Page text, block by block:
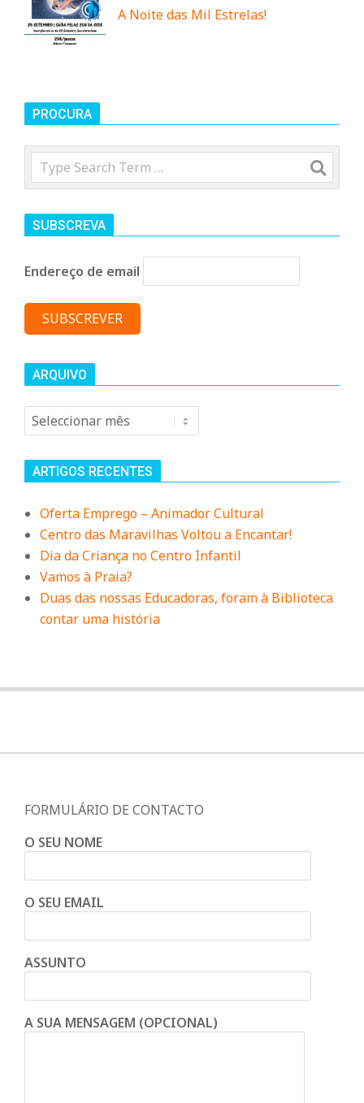
A Noite das Mil Estrelas!
PROCURA
Search
SUBSCREVA
Endereço de email
ARQUIVO
Arquivo
ARTIGOS RECENTES
Oferta Emprego – Animador Cultural
Centro das Maravilhas Voltou a Encantar!
Dia da Criança no Centro Infantil
Vamos à Praia?
Duas das nossas Educadoras, foram à Biblioteca
contar uma história
FORMULÁRIO DE CONTACTO
O SEU NOME
O SEU EMAIL
ASSUNTO
A SUA MENSAGEM (OPCIONAL)